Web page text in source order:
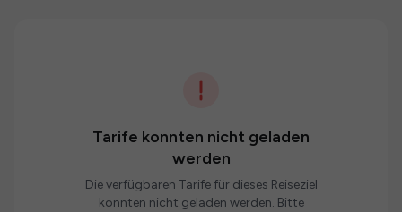
Tarife konnten nicht geladen
werden
Die verfügbaren Tarife für dieses Reiseziel
konnten nicht geladen werden. Bitte